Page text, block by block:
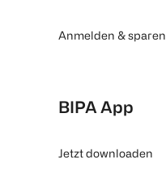
Anmelden & sparen
BIPA App
Jetzt downloaden